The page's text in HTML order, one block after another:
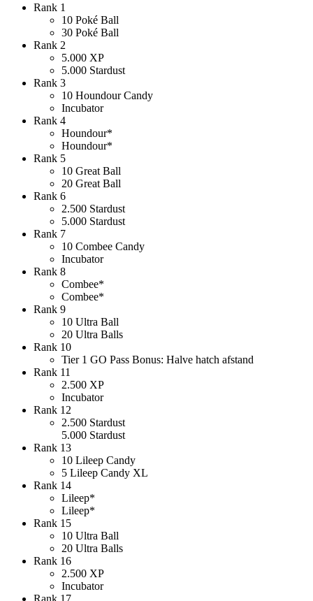
Rank 1
10 Poké Ball
30 Poké Ball
Rank 2
5.000 XP
5.000 Stardust
Rank 3
10 Houndour Candy
Incubator
Rank 4
Houndour*
Houndour*
Rank 5
10 Great Ball
20 Great Ball
Rank 6
2.500 Stardust
5.000 Stardust
Rank 7
10 Combee Candy
Incubator
Rank 8
Combee*
Combee*
Rank 9
10 Ultra Ball
20 Ultra Balls
Rank 10
Tier 1 GO Pass Bonus: Halve hatch afstand
Rank 11
2.500 XP
Incubator
Rank 12
2.500 Stardust
5.000 Stardust
Rank 13
10 Lileep Candy
5 Lileep Candy XL
Rank 14
Lileep*
Lileep*
Rank 15
10 Ultra Ball
20 Ultra Balls
Rank 16
2.500 XP
Incubator
Rank 17